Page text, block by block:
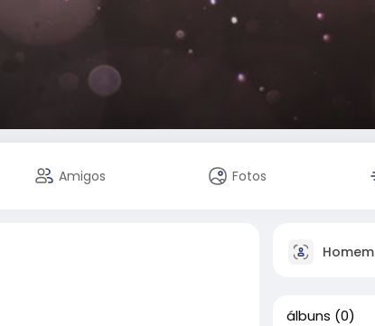
Amigos Fotos
Homem
álbuns (0)